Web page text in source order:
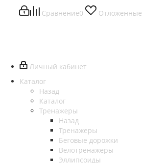
Сравнение0 Отложенные
Личный кабинет
Каталог
Назад
Каталог
Тренажеры
Назад
Тренажеры
Беговые дорожки
Велотренажеры
Эллипсоиды